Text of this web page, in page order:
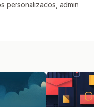
personalizados, admin